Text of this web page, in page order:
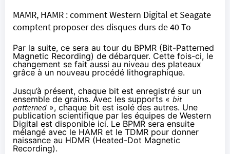
MAMR, HAMR : comment Western Digital et Seagate
comptent proposer des disques durs de 40 To
Par la suite, ce sera au tour du BPMR (Bit-Patterned
Magnetic Recording) de débarquer. Cette fois-ci, le
changement se fait aussi au niveau des plateaux
grâce à un nouveau procédé lithographique.
Jusqu’à présent, chaque bit est enregistré sur un
ensemble de grains. Avec les supports « bit
patterned », chaque bit est isolé des autres. Une
publication scientifique par les équipes de Western
Digital est disponible ici. Le BPMR sera ensuite
mélangé avec le HAMR et le TDMR pour donner
naissance au HDMR (Heated-Dot Magnetic
Recording).